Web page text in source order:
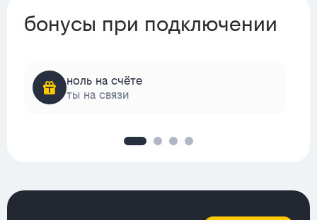
бонусы при подключении
ноль на счёте
ты на связи